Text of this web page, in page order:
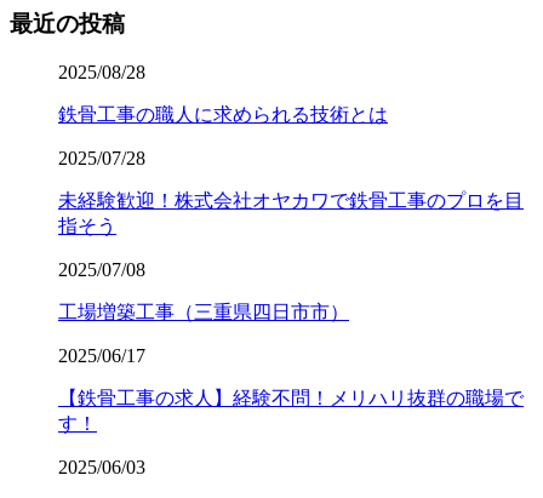
最近の投稿
2025/08/28
鉄骨工事の職人に求められる技術とは
2025/07/28
未経験歓迎！株式会社オヤカワで鉄骨工事のプロを目
指そう
2025/07/08
工場増築工事（三重県四日市市）
2025/06/17
【鉄骨工事の求人】経験不問！メリハリ抜群の職場で
す！
2025/06/03